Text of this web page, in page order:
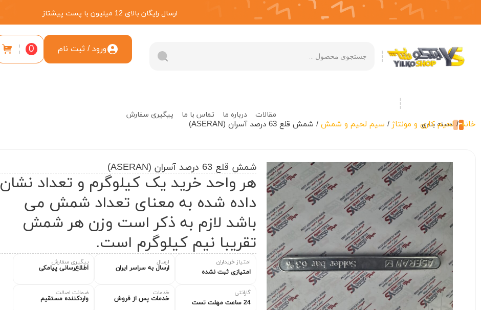
ارسال رایگان بالای 12 میلیون با پست پیشتاز
ورود / ثبت نام 0
دسته بندی
مقالات درباره ما تماس با ما پیگیری سفارش
خانه/ لحیم کاری و مونتاژ / سیم لحیم و شمش / شمش قلع 63 درصد آسران (ASERAN)
شمش قلع 63 درصد آسران (ASERAN)
هر واحد خرید یک کیلوگرم و تعداد نشان
داده شده به معنای تعداد شمش می
باشد لازم به ذکر است وزن هر شمش
تقریبا نیم کیلوگرم است.
امتیاز خریداران
امتیازی ثبت نشده
ارسال
ارسال به سراسر ایران
پیگیری سفارش
اطلاع‌رسانی پیامکی
گارانتی
24 ساعت مهلت تست
خدمات
خدمات پس از فروش
ضمانت اصالت
واردکننده مستقیم